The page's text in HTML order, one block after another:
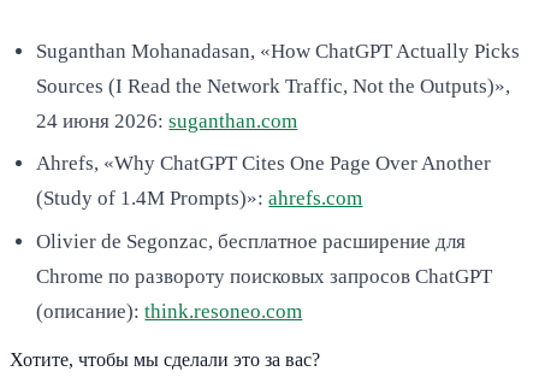
Suganthan Mohanadasan, «How ChatGPT Actually Picks
Sources (I Read the Network Traffic, Not the Outputs)»,
24 июня 2026:suganthan.com
Ahrefs, «Why ChatGPT Cites One Page Over Another
(Study of 1.4M Prompts)»:ahrefs.com
Olivier de Segonzac, бесплатное расширение для
Chrome по развороту поисковых запросов ChatGPT
(описание):think.resoneo.com
Хотите, чтобы мы сделали это за вас?